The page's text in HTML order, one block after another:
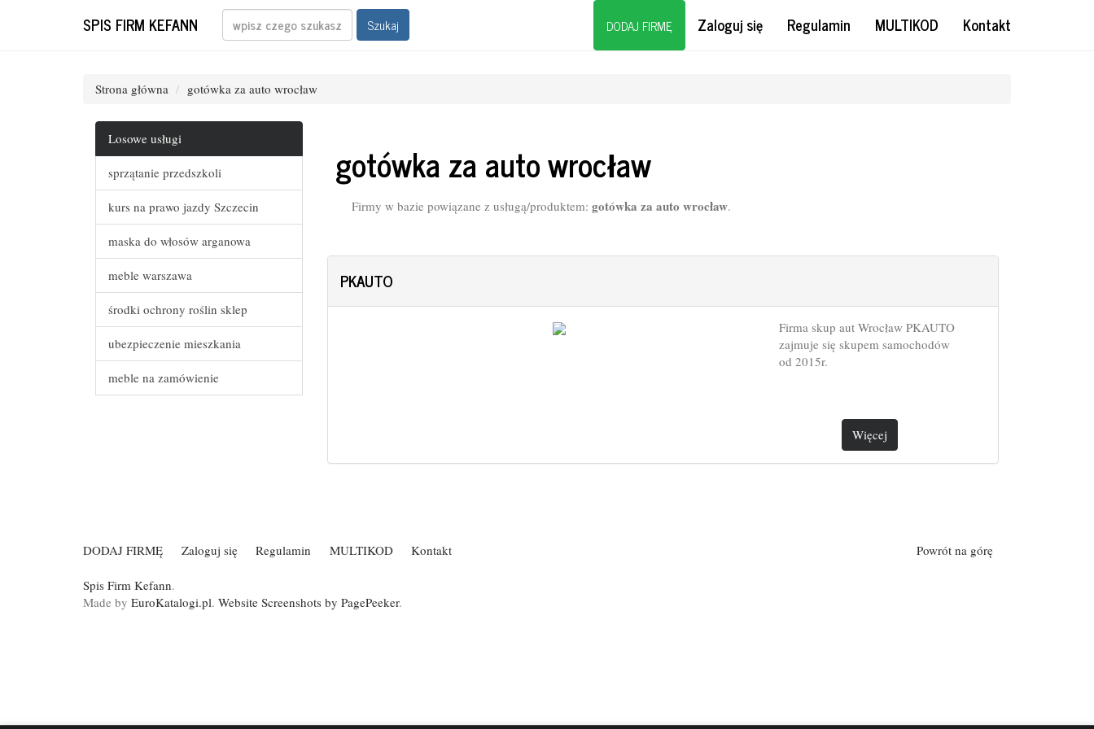
SPIS FIRM KEFANN Szukaj DODAJ FIRMĘ Zaloguj się Regulamin MULTIKOD Kontakt
Strona główna gotówka za auto wrocław
Losowe usługi
sprzątanie przedszkoli
kurs na prawo jazdy Szczecin
maska do włosów arganowa
meble warszawa
środki ochrony roślin sklep
ubezpieczenie mieszkania
meble na zamówienie
gotówka za auto wrocław
Firmy w bazie powiązane z usługą/produktem: gotówka za auto wrocław.
PKAUTO
Firma skup aut Wrocław PKAUTO
zajmuje się skupem samochodów
od 2015r.
Więcej
Powrót na górę
DODAJ FIRMĘ Zaloguj się Regulamin MULTIKOD Kontakt
Spis Firm Kefann.
Made by EuroKatalogi.pl. Website Screenshots by PagePeeker.